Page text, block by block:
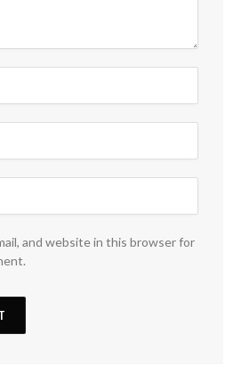
and website in this browser for